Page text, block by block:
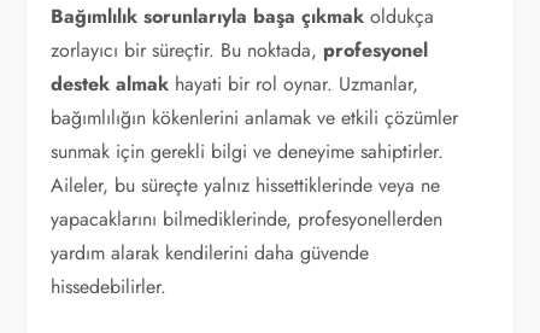
Bağımlılık sorunlarıyla başa çıkmak oldukça
zorlayıcı bir süreçtir. Bu noktada, profesyonel
destek almak hayati bir rol oynar. Uzmanlar,
bağımlılığın kökenlerini anlamak ve etkili çözümler
sunmak için gerekli bilgi ve deneyime sahiptirler.
Aileler, bu süreçte yalnız hissettiklerinde veya ne
yapacaklarını bilmediklerinde, profesyonellerden
yardım alarak kendilerini daha güvende
hissedebilirler.